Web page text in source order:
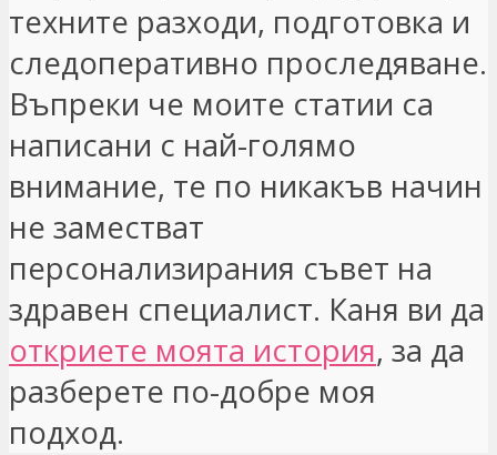
техните разходи, подготовка и
следоперативно проследяване.
Въпреки че моите статии са
написани с най-голямо
внимание, те по никакъв начин
не заместват
персонализирания съвет на
здравен специалист. Каня ви да
откриете моята история, за да
разберете по-добре моя
подход.